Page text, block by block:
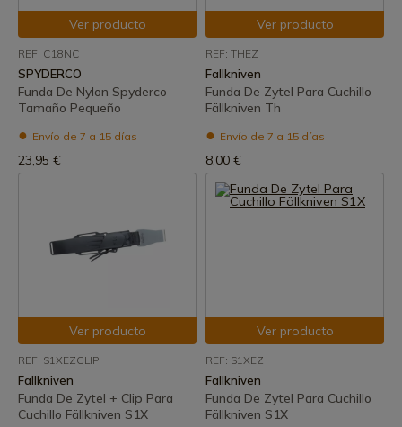
Ver producto
REF: C18NC
SPYDERCO
Funda De Nylon Spyderco
Tamaño Pequeño
Envío de 7 a 15 días
23,95 €
Ver producto
REF: THEZ
Fallkniven
Funda De Zytel Para Cuchillo
Fällkniven Th
Envío de 7 a 15 días
8,00 €
Ver producto
REF: S1XEZCLIP
Fallkniven
Funda De Zytel + Clip Para
Cuchillo Fällkniven S1X
Ver producto
REF: S1XEZ
Fallkniven
Funda De Zytel Para Cuchillo
Fällkniven S1X